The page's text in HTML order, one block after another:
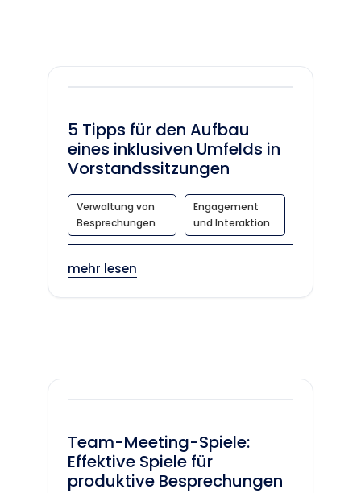
5 Tipps für den Aufbau
eines inklusiven Umfelds in
Vorstandssitzungen
Verwaltung von
Besprechungen
Engagement
und Interaktion
mehr lesen
Team-Meeting-Spiele:
Effektive Spiele für
produktive Besprechungen